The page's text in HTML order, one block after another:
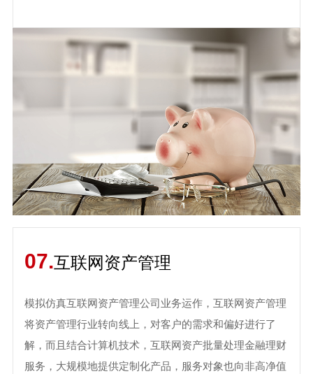
07.互联网资产管理
模拟仿真互联网资产管理公司业务运作，互联网资产管理
将资产管理行业转向线上，对客户的需求和偏好进行了
解，而且结合计算机技术，互联网资产批量处理金融理财
服务，大规模地提供定制化产品，服务对象也向非高净值